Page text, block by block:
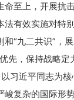
至上，开展抗
有效实施对特
“九二共识”，
先，保持战略
习近平同志为
复杂的国际形